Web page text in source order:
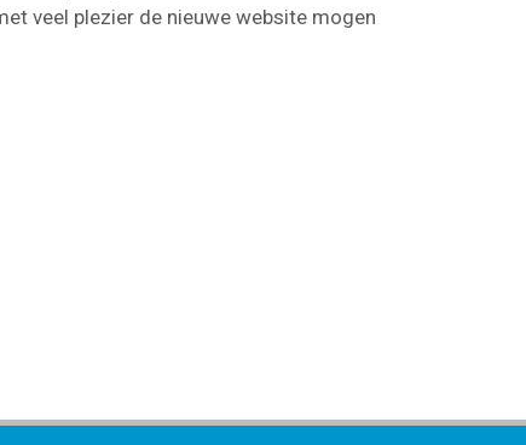
veel plezier de nieuwe website mogen